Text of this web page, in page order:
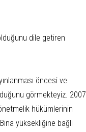
dile getiren
öncesi ve
görmekteyiz. 2007
hükümlerinin
yüksekliğine bağlı